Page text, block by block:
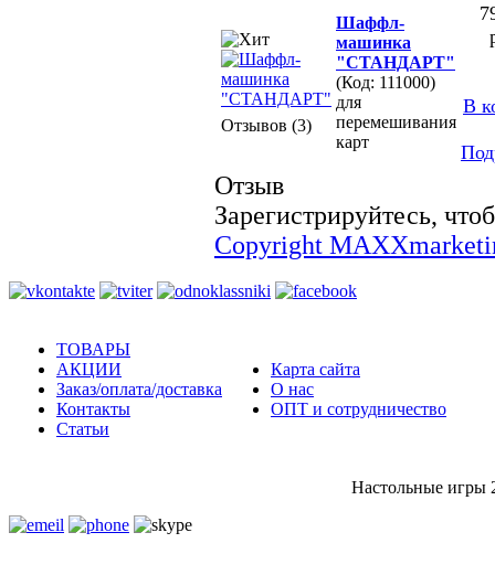
Отзывов (3)
Шаффл-
машинка
"СТАНДАРТ"
(Код: 111000)
для
перемешивания
карт
В
Отзыв
Зарегистрируйтесь,
Copyright
ТОВАРЫ
АКЦИИ
Заказ/оплата/доставка
Контакты
Статьи
Карта сайта
О нас
ОПТ и сотрудничество